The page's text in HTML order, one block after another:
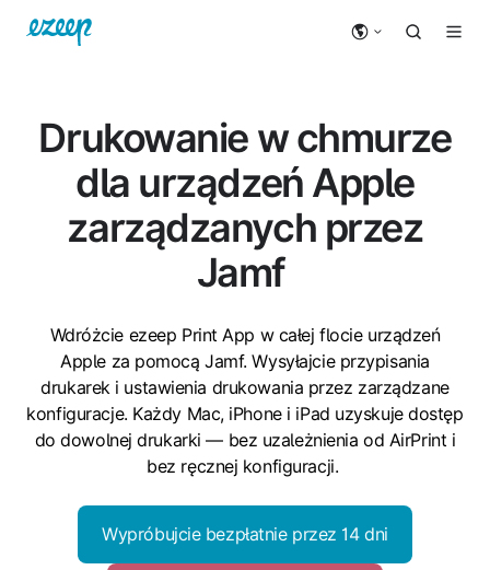
Drukowanie w chmurze
dla urządzeń Apple
zarządzanych przez
Jamf
Wdróżcie ezeep Print App w całej flocie urządzeń
Apple za pomocą Jamf. Wysyłajcie przypisania
drukarek i ustawienia drukowania przez zarządzane
konfiguracje. Każdy Mac, iPhone i iPad uzyskuje dostęp
do dowolnej drukarki — bez uzależnienia od AirPrint i
bez ręcznej konfiguracji.
Wypróbujcie bezpłatnie przez 14 dni